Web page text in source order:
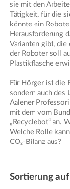
sie mit den
Tätigkeit, für die
könnte ein
Herausforderung
Varianten gibt,
der Roboter soll
Plastikflasche
Für Hörger ist die
sondern auch des
Aalener
mit dem vom
„Recyclebot“ an.
Welche Rolle
CO₂-Bilanz aus?
Sortierung auf